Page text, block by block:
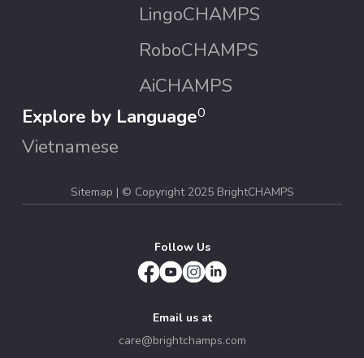
LingoCHAMPS
RoboCHAMPS
AiCHAMPS
Explore by Language
Vietnamese
0
Sitemap | © Copyright 2025 BrightCHAMPS
Follow Us
Email us at
care@brightchamps.com